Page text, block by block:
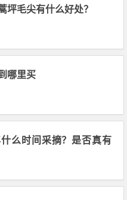
坪毛尖有什么好处？
哪里买
么时间采摘？是否真有